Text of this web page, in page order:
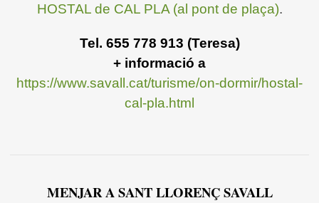
HOSTAL de CAL PLA (al pont de plaça).
Tel. 655 778 913 (Teresa)
+ informació a
https://www.savall.cat/turisme/on-dormir/hostal-
cal-pla.html
MENJAR A SANT LLORENÇ SAVALL